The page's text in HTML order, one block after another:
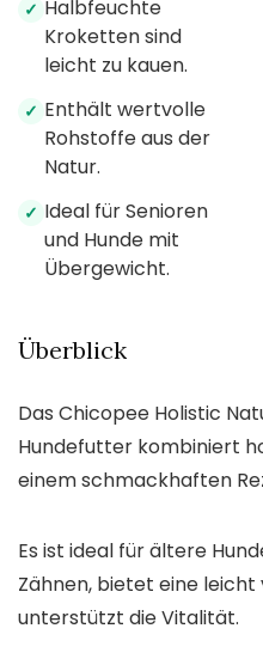
✓ Halbfeuchte
Kroketten sind
leicht zu kauen.
✓ Enthält wertvolle
Rohstoffe aus der
Natur.
✓ Ideal für Senioren
und Hunde mit
Übergewicht.
Überblick
Das Chicopee Holistic
Hundefutter kombiniert
einem schmackhaften
Es ist ideal für ältere
Zähnen, bietet eine
unterstützt die Vitalität.